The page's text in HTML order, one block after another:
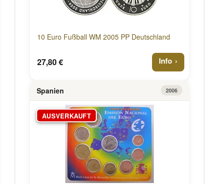
10 Euro Fußball WM 2005 PP Deutschland
27,80 € Info
Spanien 2006
AUSVERKAUFT